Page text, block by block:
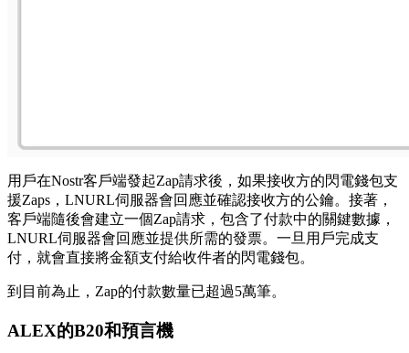
用戶在Nostr客戶端發起Zap請求後，如果接收方的閃電錢包支
援Zaps，LNURL伺服器會回應並確認接收方的公鑰。接著，
客戶端隨後會建立一個Zap請求，包含了付款中的關鍵數據，
LNURL伺服器會回應並提供所需的發票。一旦用戶完成支
付，就會直接將金額支付給收件者的閃電錢包。
到目前為止，Zap的付款數量已超過5萬筆。
ALEX的B20和預言機